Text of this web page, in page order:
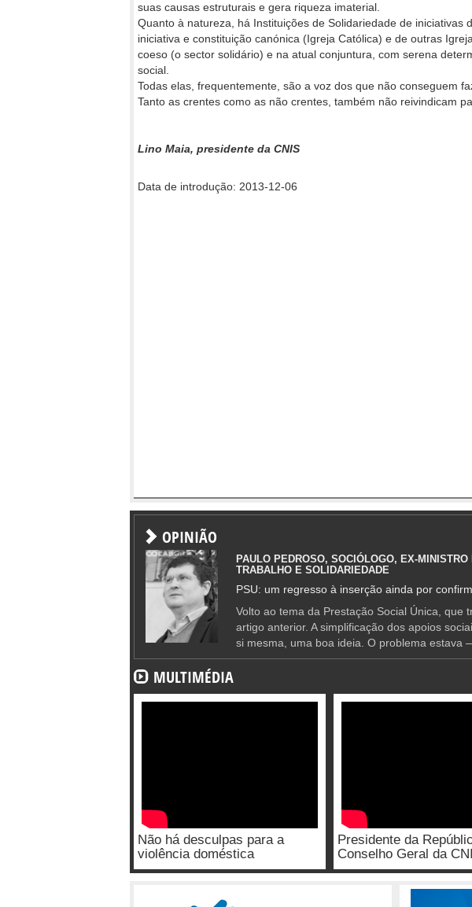
suas causas estruturais e gera riqueza imaterial.
Quanto à natureza, há Instituições de Solidariedade de iniciativas
iniciativa e constituição canónica (Igreja Católica) e de outras
coeso (o sector solidário) e na atual conjuntura, com serena
social.
Todas elas, frequentemente, são a voz dos que não conseguem
Tanto as crentes como as não crentes, também não reivindicam
Lino Maia, presidente da CNIS
Data de introdução: 2013-12-06
OPINIÃO
PAULO PEDROSO, SOCIÓLOGO, EX-MINISTRO
TRABALHO E SOLIDARIEDADE
PSU: um regresso à inserção ainda por
Volto ao tema da Prestação Social Única, que
artigo anterior. A simplificação dos apoios
si mesma, uma boa ideia. O problema estava
MULTIMÉDIA
Não há desculpas para a
violência doméstica
Presidente da
Conselho Geral da